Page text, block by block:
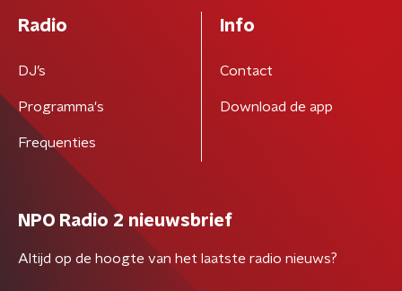
Radio
DJ’s
Programma's
Frequenties
Info
Contact
Download de app
NPO Radio 2 nieuwsbrief
Altijd op de hoogte van het laatste radio nieuws?